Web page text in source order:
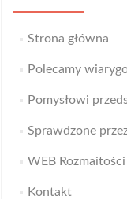
Strona główna
Polecamy
Pomysłowi
Sprawdzone
WEB Rozmaitości
Kontakt